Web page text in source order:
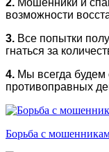
возможности
3. Все попытки
гнаться за
4. Мы всегда будем
противоправных
Борьба с